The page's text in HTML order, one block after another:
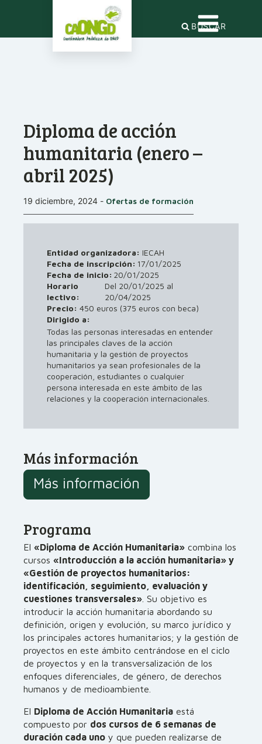
BUSCAR
Diploma de acción
humanitaria (enero –
abril 2025)
19 diciembre, 2024 - Ofertas de formación
Entidad organizadora: IECAH
Fecha de inscripción: 17/01/2025
Fecha de inicio: 20/01/2025
Horario
lectivo:
Del 20/01/2025 al
20/04/2025
Precio: 450 euros (375 euros con beca)
Dirigido a:
Todas las personas interesadas en entender
las principales claves de la acción
humanitaria y la gestión de proyectos
humanitarios ya sean profesionales de la
cooperación, estudiantes o cualquier
persona interesada en este ámbito de las
relaciones y la cooperación internacionales.
Más información
Más información
Programa
El «Diploma de Acción Humanitaria» combina los
cursos «Introducción a la acción humanitaria» y
«Gestión de proyectos humanitarios:
identificación, seguimiento, evaluación y
cuestiones transversales» . Su objetivo es
introducir la acción humanitaria abordando su
definición, origen y evolución, su marco jurídico y
los principales actores humanitarios; y la gestión de
proyectos en este ámbito centrándose en el ciclo
de proyectos y en la transversalización de los
enfoques diferenciales, de género, de derechos
humanos y de medioambiente.
El Diploma de Acción Humanitaria está
compuesto por dos cursos de 6 semanas de
duración cada uno y que pueden realizarse de